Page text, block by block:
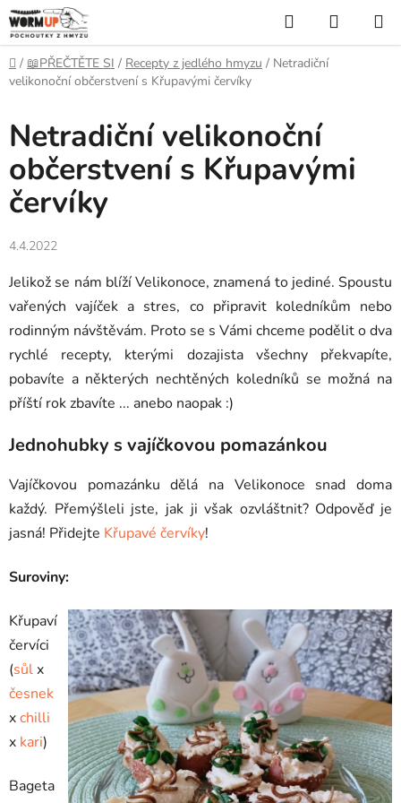
Přejít
na
obsah
Hledat
KOŠÍK
Domů
/ 📖PŘEČTĚTE SI / Recepty z jedlého hmyzu / Netradiční
velikonoční občerstvení s Křupavými červíky
Netradiční velikonoční
občerstvení s Křupavými
červíky
4.4.2022
Jelikož se nám blíží Velikonoce, znamená to jediné. Spoustu
vařených vajíček a stres, co připravit koledníkům nebo
rodinným návštěvám. Proto se s Vámi chceme podělit o dva
rychlé recepty, kterými dozajista všechny překvapíte,
pobavíte a některých nechtěných koledníků se možná na
příští rok zbavíte ... anebo naopak :)
Jednohubky s vajíčkovou pomazánkou
Vajíčkovou pomazánku dělá na Velikonoce snad doma
každý. Přemýšleli jste, jak ji však ozvláštnit? Odpověď je
jasná! Přidejte Křupavé červíky!
Suroviny:
Křupaví
červíci
(sůlx
česnek
xchilli
x kari)
Bageta